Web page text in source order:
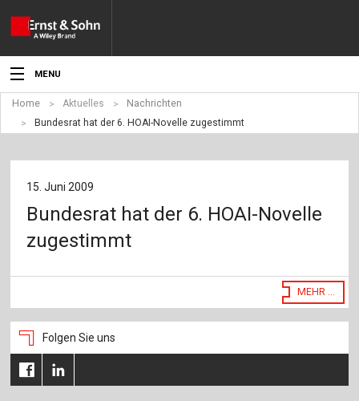
MENU
Aktuelles
Angebote
Fachgebiete
Produkte
Für Autor:innen
Home Aktuelles
Nachrichten
Bundesrat hat der 6. HOAI-Novelle zugestimmt
15. Juni 2009
Bundesrat hat der 6. HOAI-Novelle
zugestimmt
MEHR ...
Folgen Sie uns